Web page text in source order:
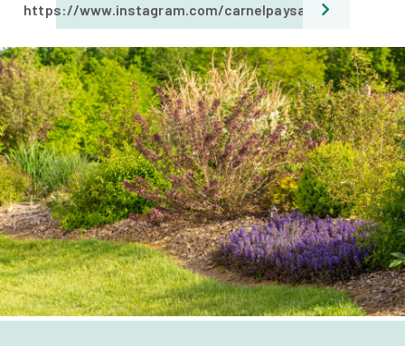
https://www.instagram.com/carnelpaysages/